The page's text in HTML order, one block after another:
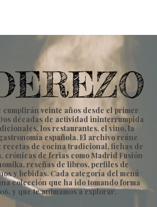
cumplirán veinte años desde el primer
décadas de actividad ininterrumpida
los restaurantes, el vino, la
española. El archivo reúne
recetas de cocina tradicional, fichas de
crónicas de ferias como Madrid Fusión
reseñas de libros, perfiles de
y bebidas. Cada categoría del menú
colección que ha ido tomando forma
y que te animamos a explorar.